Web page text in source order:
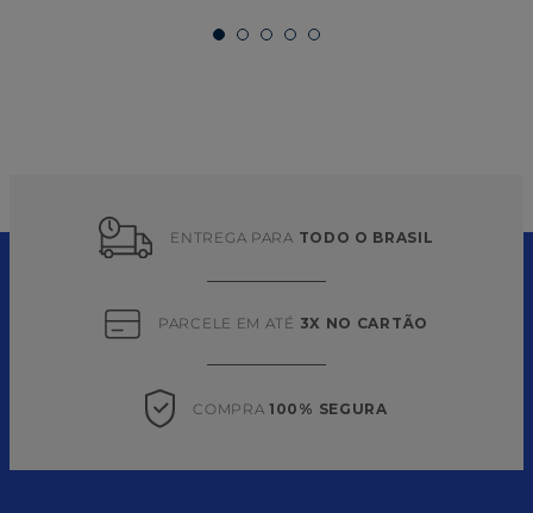
ENTREGA PARA TODO O BRASIL
PARCELE EM ATÉ 3X NO CARTÃO
COMPRA 100% SEGURA